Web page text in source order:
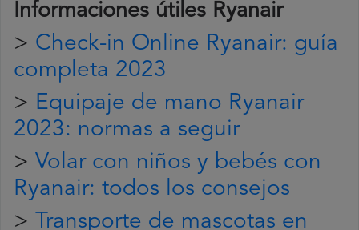
Informaciones útiles Ryanair
> Check-in Online Ryanair: guía
completa 2023
> Equipaje de mano Ryanair
2023: normas a seguir
> Volar con niños y bebés con
Ryanair: todos los consejos
>
Transporte de mascotas en